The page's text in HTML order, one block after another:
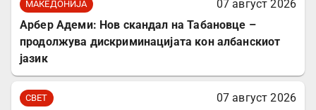
МАКЕДОНИЈА
07 август 2026
Арбер Адеми: Нов скандал на Табановце –
продолжува дискриминацијата кон албанскиот
јазик
СВЕТ
07 август 2026